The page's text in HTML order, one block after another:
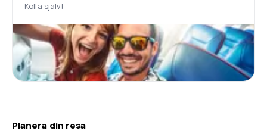
Kolla själv!
Planera din resa